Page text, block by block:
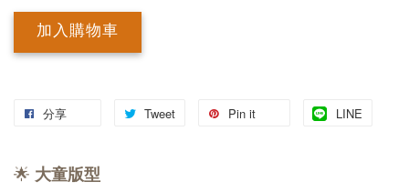
加入購物車
分享 Tweet Pin it LINE
🌟 大童版型